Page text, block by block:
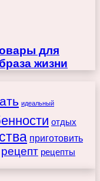
для
жизни
идеальный
отдых
приготовить
рецепт рецепты